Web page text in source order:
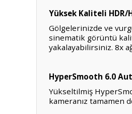
Yüksek Kaliteli HDR/
Gölgelerinizde ve
sinematik görüntü
yakalayabilirsiniz. 8x
HyperSmooth 6.0
Yükseltilmiş
kameranız tamamen